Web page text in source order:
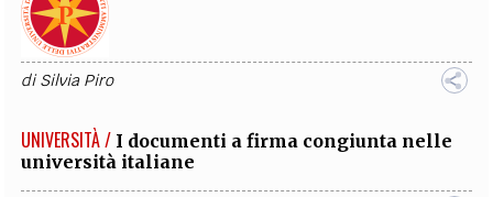
diSilvia Piro
UNIVERSITÀ / I documenti a firma congiunta nelle
università italiane